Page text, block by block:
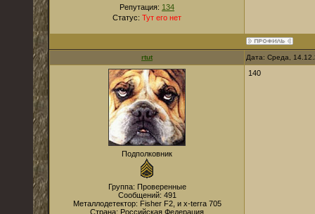
Репутация: 134
Статус: Тут его нет
rtut Дата: Среда,
Подполковник
Группа: Проверенные
Сообщений: 491
Металлодетектор: Fisher F2, и x-terra 705
Страна: Российская Федерация
140